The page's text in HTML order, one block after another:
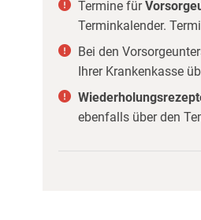
Termine für
Terminkalender.
Bei den
Ihrer Krankenkasse
ebenfalls über den